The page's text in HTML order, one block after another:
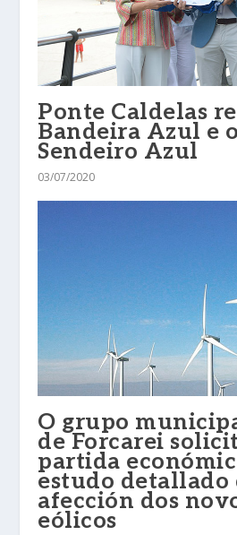
Ponte Caldelas
Bandeira Azul e
Sendeiro Azul
03/07/2020
O grupo
de Forcarei
partida
estudo detallado
afección dos
eólicos